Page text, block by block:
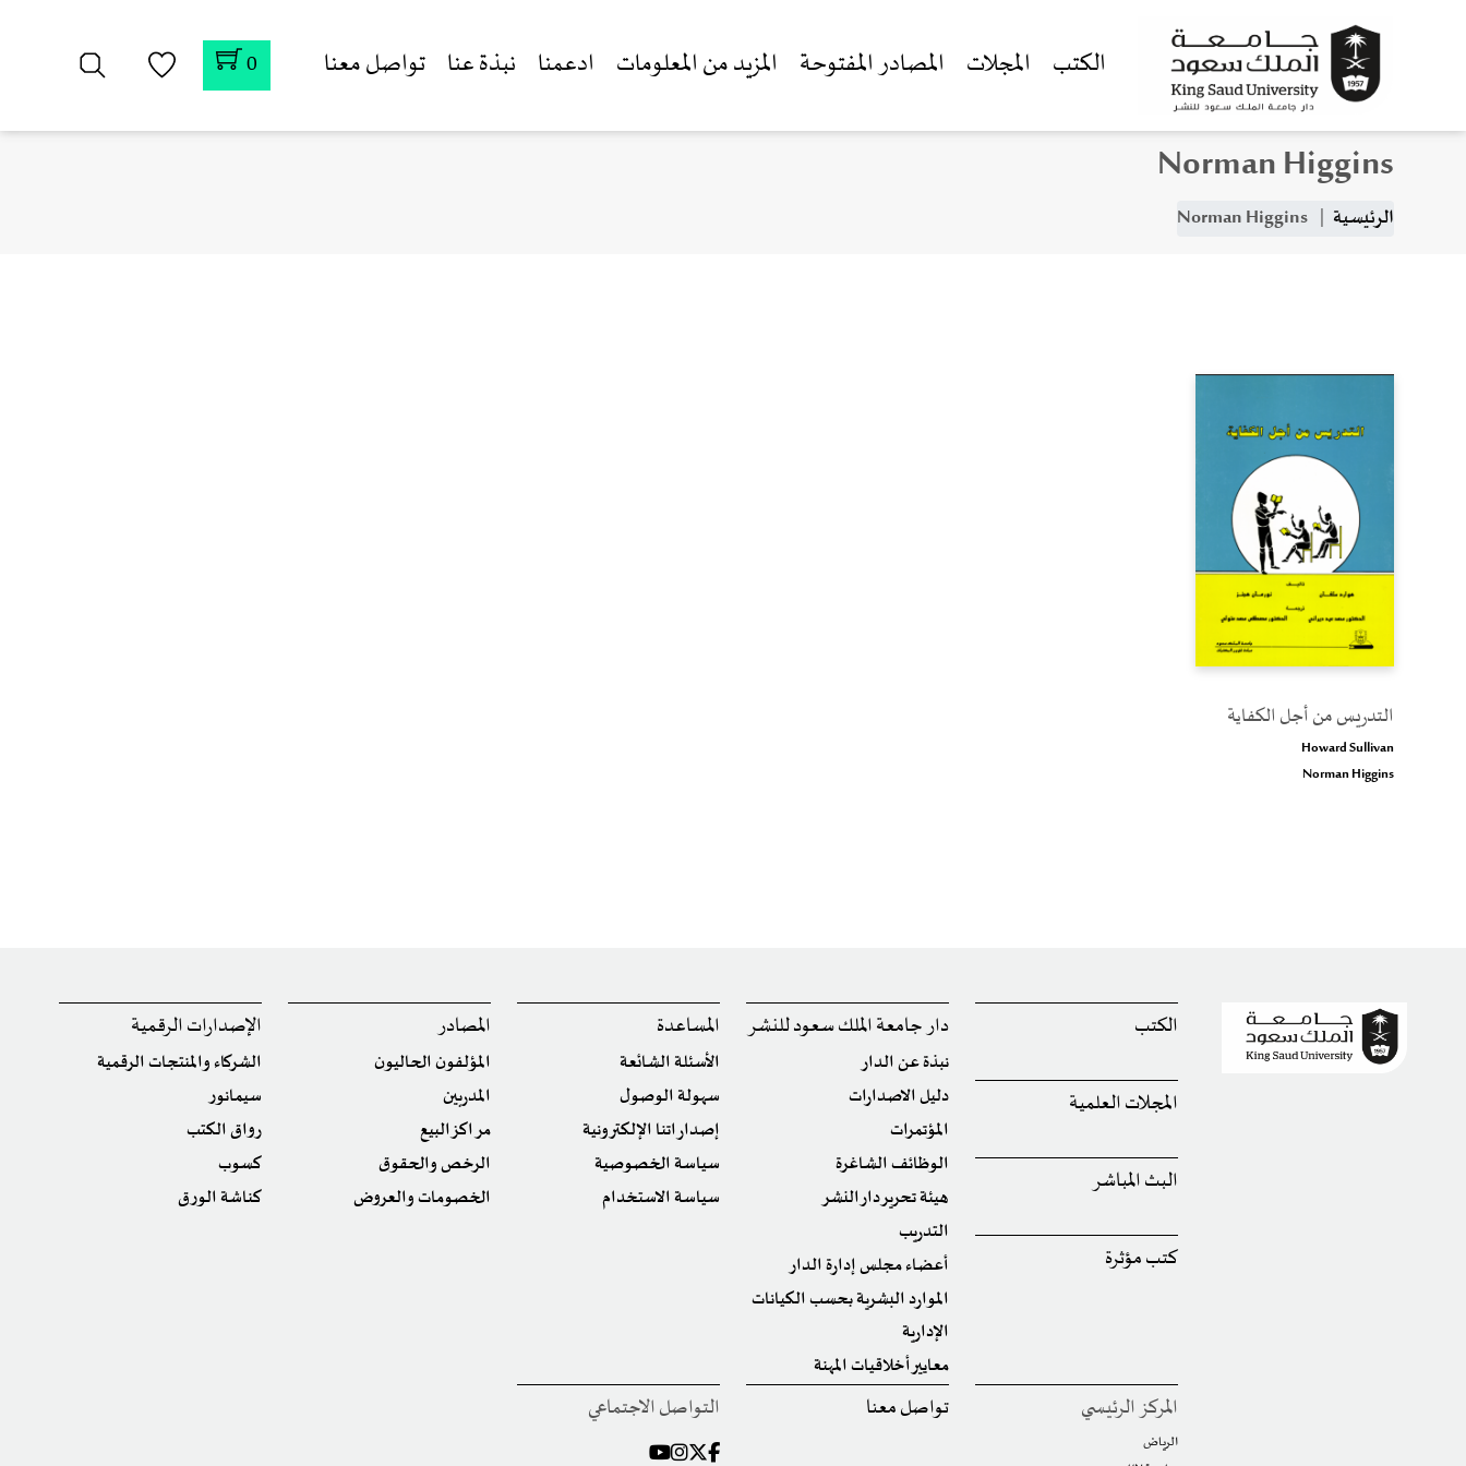
تجاوز إلى المحتوى الرئيسي
الكتب المجلات المصادر المفتوحة المزيد من المعلومات ادعمنا نبذة عنا تواصل معنا 0
Norman Higgins
مسار التنقل
الرئيسية
التدريس من أجل الكفاية
Howard Sullivan
Norman Higgins
الكتب
المجلات العلمية
البث المباشر
كتب مؤثرة
دار جامعة الملك سعود للنشر
نبذة عن الدار
دليل الاصدارات
المؤتمرات
الوظائف الشاغرة
هيئة تحرير دار النشر
التدريب
أعضاء مجلس إدارة الدار
الموارد البشرية بحسب الكيانات
الإدارية
معايير أخلاقيات المهنة
المساعدة
الأسئلة الشائعة
سهولة الوصول
إصداراتنا الإلكترونية
سياسة الخصوصية
سياسة الاستخدام
المصادر
المؤلفون الحاليون
المدربين
مراكز البيع
الرخص والحقوق
الخصومات والعروض
الإصدارات الرقمية
الشركاء والمنتجات الرقمية
سيمانور
رواق الكتب
كسوب
كناشة الورق
المركز الرئيسي
الرياض
تواصل معنا التواصل الاجتماعي